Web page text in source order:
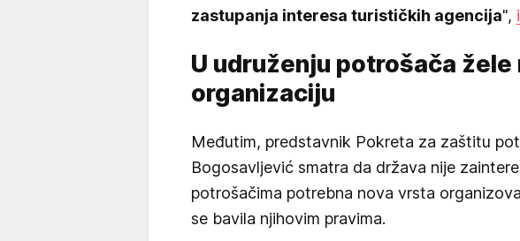
zastupanja interesa turističkih agencija",
U udruženju potrošača žele
organizaciju
Međutim, predstavnik Pokreta za zaštitu
Bogosavljević smatra da država nije
potrošačima potrebna nova vrsta
se bavila njihovim pravima.